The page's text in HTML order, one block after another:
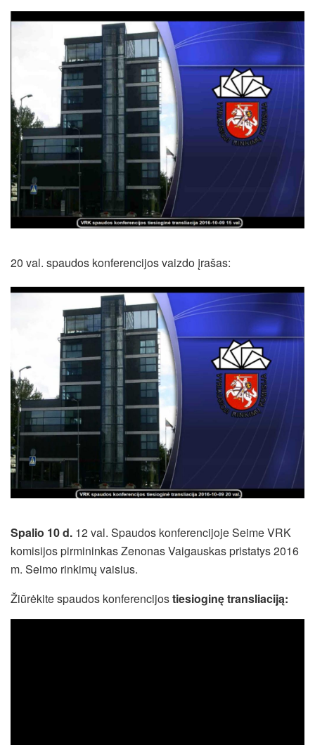
20 val. spaudos konferencijos vaizdo įrašas:
Spalio 10 d. 12 val. Spaudos konferencijoje Seime VRK
komisijos pirmininkas Zenonas Vaigauskas pristatys 2016
m. Seimo rinkimų vaisius.
Žiūrėkite spaudos konferencijostiesioginę transliaciją: